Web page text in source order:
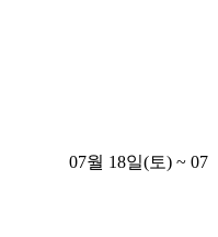
07월 18일(토) ~ 07